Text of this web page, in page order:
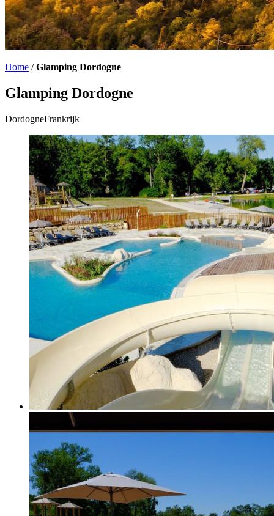
Home /Glamping Dordogne
Glamping Dordogne
DordogneFrankrijk